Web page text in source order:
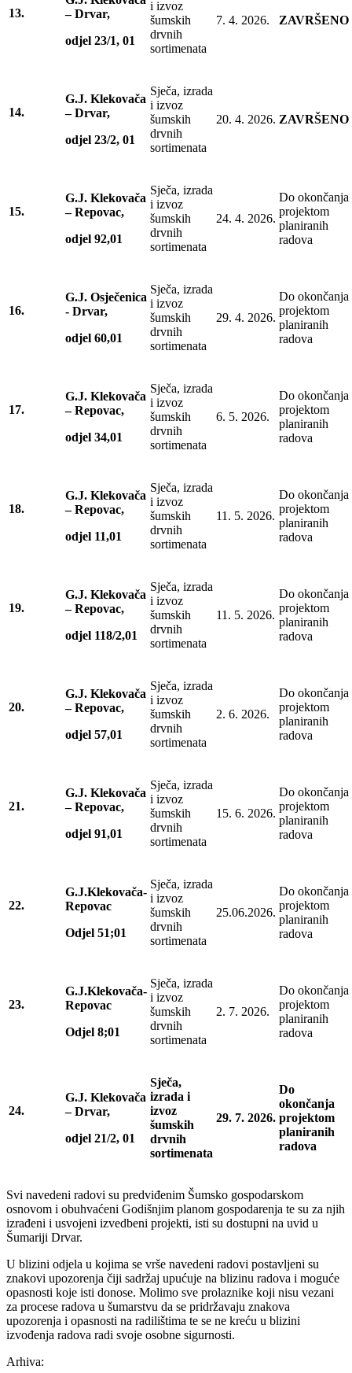
13.
– Drvar,
odjel 23/1, 01
i izvoz
šumskih
drvnih
sortimenata
7. 4. 2026. ZAVRŠENO
14.
G.J. Klekovača
– Drvar,
odjel 23/2, 01
Sječa, izrada
i izvoz
šumskih
drvnih
sortimenata
20. 4. 2026. ZAVRŠENO
15.
G.J. Klekovača
– Repovac,
odjel 92,01
Sječa, izrada
i izvoz
šumskih
drvnih
sortimenata
24. 4. 2026.
Do okončanja
projektom
planiranih
radova
16.
G.J. Osječenica
- Drvar,
odjel 60,01
Sječa, izrada
i izvoz
šumskih
drvnih
sortimenata
29. 4. 2026.
Do okončanja
projektom
planiranih
radova
17.
G.J. Klekovača
– Repovac,
odjel 34,01
Sječa, izrada
i izvoz
šumskih
drvnih
sortimenata
6. 5. 2026.
Do okončanja
projektom
planiranih
radova
18.
G.J. Klekovača
– Repovac,
odjel 11,01
Sječa, izrada
i izvoz
šumskih
drvnih
sortimenata
11. 5. 2026.
Do okončanja
projektom
planiranih
radova
19.
G.J. Klekovača
– Repovac,
odjel 118/2,01
Sječa, izrada
i izvoz
šumskih
drvnih
sortimenata
11. 5. 2026.
Do okončanja
projektom
planiranih
radova
20.
G.J. Klekovača
– Repovac,
odjel 57,01
Sječa, izrada
i izvoz
šumskih
drvnih
sortimenata
2. 6. 2026.
Do okončanja
projektom
planiranih
radova
21.
G.J. Klekovača
– Repovac,
odjel 91,01
Sječa, izrada
i izvoz
šumskih
drvnih
sortimenata
15. 6. 2026.
Do okončanja
projektom
planiranih
radova
22.
G.J.Klekovača-
Repovac
Odjel 51;01
Sječa, izrada
i izvoz
šumskih
drvnih
sortimenata
25.06.2026.
Do okončanja
projektom
planiranih
radova
23.
G.J.Klekovača-
Repovac
Odjel 8;01
Sječa, izrada
i izvoz
šumskih
drvnih
sortimenata
2. 7. 2026.
Do okončanja
projektom
planiranih
radova
24.
G.J. Klekovača
– Drvar,
odjel 21/2, 01
Sječa,
izrada i
izvoz
šumskih
drvnih
sortimenata
29. 7. 2026.
Do
okončanja
projektom
planiranih
radova
Svi navedeni radovi su predviđenim Šumsko gospodarskom
osnovom i obuhvaćeni Godišnjim planom gospodarenja te su za njih
izrađeni i usvojeni izvedbeni projekti, isti su dostupni na uvid u
Šumariji Drvar.
U blizini odjela u kojima se vrše navedeni radovi postavljeni su
znakovi upozorenja čiji sadržaj upućuje na blizinu radova i moguće
opasnosti koje isti donose. Molimo sve prolaznike koji nisu vezani
za procese radova u šumarstvu da se pridržavaju znakova
upozorenja i opasnosti na radilištima te se ne kreću u blizini
izvođenja radova radi svoje osobne sigurnosti.
Arhiva: